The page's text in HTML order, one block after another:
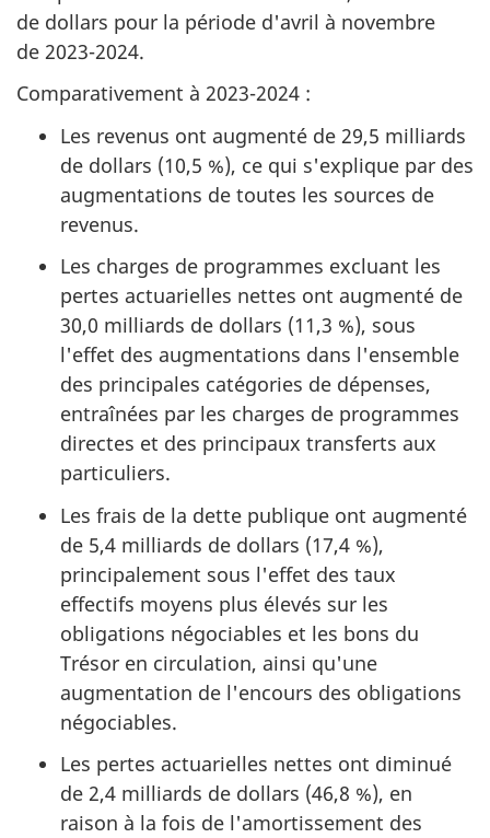
de dollars pour la période d'avril à novembre
de 2023-2024.
Comparativement à 2023-2024 :
Les revenus ont augmenté de 29,5 milliards
de dollars (10,5 %), ce qui s'explique par des
augmentations de toutes les sources de
revenus.
Les charges de programmes excluant les
pertes actuarielles nettes ont augmenté de
30,0 milliards de dollars (11,3 %), sous
l'effet des augmentations dans l'ensemble
des principales catégories de dépenses,
entraînées par les charges de programmes
directes et des principaux transferts aux
particuliers.
Les frais de la dette publique ont augmenté
de 5,4 milliards de dollars (17,4 %),
principalement sous l'effet des taux
effectifs moyens plus élevés sur les
obligations négociables et les bons du
Trésor en circulation, ainsi qu'une
augmentation de l'encours des obligations
négociables.
Les pertes actuarielles nettes ont diminué
de 2,4 milliards de dollars (46,8 %), en
raison à la fois de l'amortissement des